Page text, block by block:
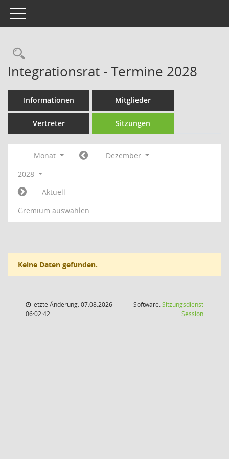
Toggle navigation
Rechercheauswahl
Integrationsrat - Termine 2028
Informationen Mitglieder
Vertreter Sitzungen
Monat
Dezember
2028
Aktuell
Gremium auswählen
Keine Daten gefunden.
letzte Änderung: 07.08.2026
06:02:42
Software:Sitzungsdienst
Session(Wird in